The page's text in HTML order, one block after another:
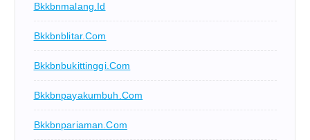
Bkkbnmalang.id
Bkkbnblitar.com
Bkkbnbukittinggi.com
Bkkbnpayakumbuh.com
Bkkbnpariaman.com